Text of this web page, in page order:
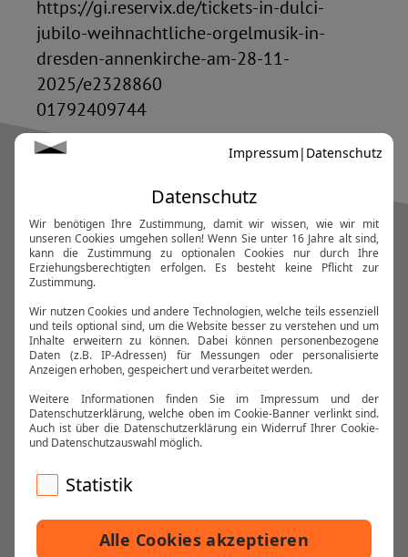
https://gi.reservix.de/tickets-in-dulci-
jubilo-weihnachtliche-orgelmusik-in-
dresden-annenkirche-am-28-11-
2025/e2328860
01792409744
KONTAKT
KARTENVERKAUF
DATENSCHUTZ
IMPRESSUM
KLASSIK DELUXE - KONZERTE, DIE